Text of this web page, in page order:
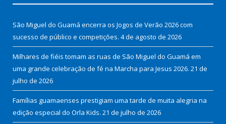
São Miguel do Guamá encerra os Jogos de Verão 2026 com
sucesso de público e competições. 4 de agosto de 2026
Milhares de fiéis tomam as ruas de São Miguel do Guamá em
uma grande celebração de fé na Marcha para Jesus 2026. 21 de
julho de 2026
Famílias guamaenses prestigiam uma tarde de muita alegria na
edição especial do Orla Kids. 21 de julho de 2026